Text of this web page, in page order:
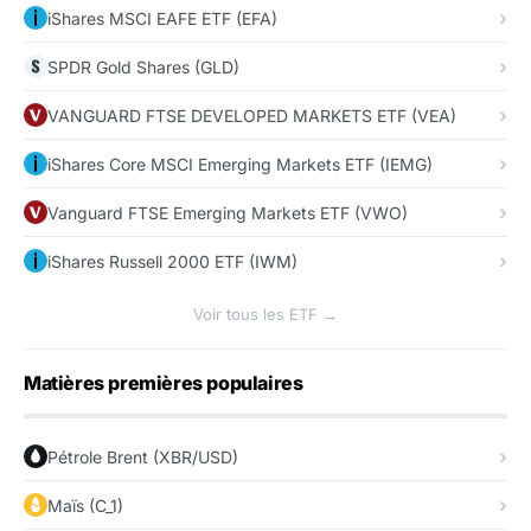
iShares MSCI EAFE ETF (EFA)
SPDR Gold Shares (GLD)
VANGUARD FTSE DEVELOPED MARKETS ETF (VEA)
iShares Core MSCI Emerging Markets ETF (IEMG)
Vanguard FTSE Emerging Markets ETF (VWO)
iShares Russell 2000 ETF (IWM)
Voir tous les ETF →
Matières premières populaires
Pétrole Brent (XBR/USD)
Maïs (C_1)